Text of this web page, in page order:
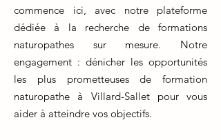
commence ici, avec notre plateforme
dédiée à la recherche de formations
naturopathes sur mesure. Notre
engagement : dénicher les opportunités
les plus prometteuses de formation
naturopathe à Villard-Sallet pour vous
aider à atteindre vos objectifs.